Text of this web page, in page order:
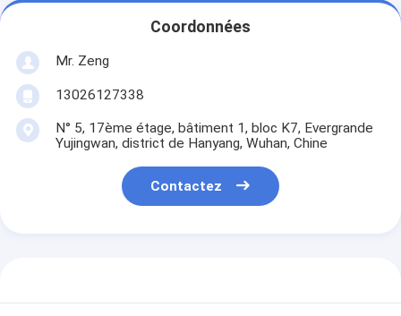
Coordonnées
Mr. Zeng
13026127338
N° 5, 17ème étage, bâtiment 1, bloc K7, Evergrande
Yujingwan, district de Hanyang, Wuhan, Chine
Contactez